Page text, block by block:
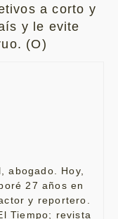
a corto y
y le evite
(O)
abogado. Hoy,
27 años en
y reportero.
Tiempo; revista